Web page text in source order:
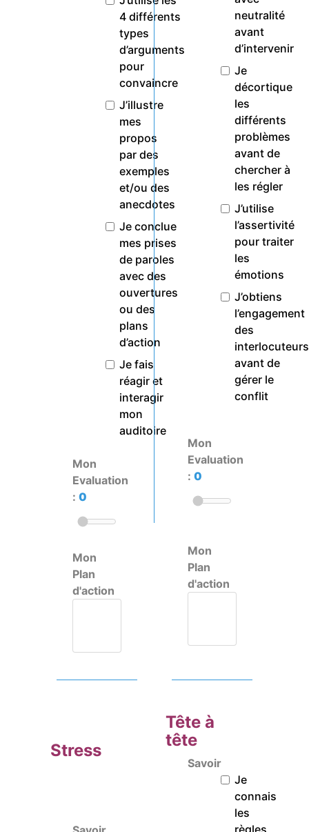
4 différents
types
d’arguments
pour
convaincre
J’illustre
mes
propos
par des
exemples
et/ou des
anecdotes
Je conclue
mes prises
de paroles
avec des
ouvertures
ou des
plans
d’action
Je fais
réagir et
interagir
mon
auditoire
Mon
Evaluation
: 0
Mon
Plan
d'action
neutralité
avant
d’intervenir
Je
décortique
les
différents
problèmes
avant de
chercher à
les régler
J’utilise
l’assertivité
pour traiter
les
émotions
J’obtiens
l’engagement
des
interlocuteurs
avant de
gérer le
conflit
Mon
Evaluation
: 0
Mon
Plan
d'action
Stress
Tête à
tête
Savoir
Je
connais
les